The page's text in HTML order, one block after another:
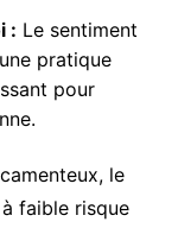
: Le sentiment
pratique
pour
le
faible risque